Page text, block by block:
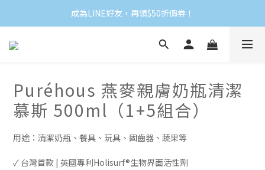
成為LINE好友，再領$50折價券！
Puréhous 燕麥親膚奶瓶清潔
慕斯 500ml（1+5組合）
用途：清潔奶瓶、餐具、玩具、固齒器、蔬果等
✓ 台灣首款 | 英國專利Holisurf®生物界面活性劑